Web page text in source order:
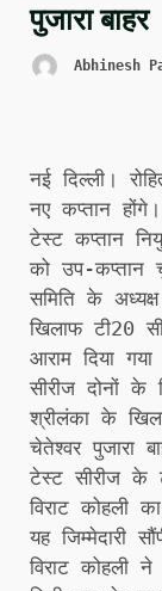
पुजारा बाहर
Abhinesh
नई दिल्ली।
नए कप्तान
टेस्ट कप्तान
को उप-कप्तान
समिति के
खिलाफ टी20
आराम दिया
सीरीज दोनों के
श्रीलंका के
चेतेश्वर पुजारा
टेस्ट सीरीज के
विराट कोहली
यह जिम्मेदारी
विराट कोहली